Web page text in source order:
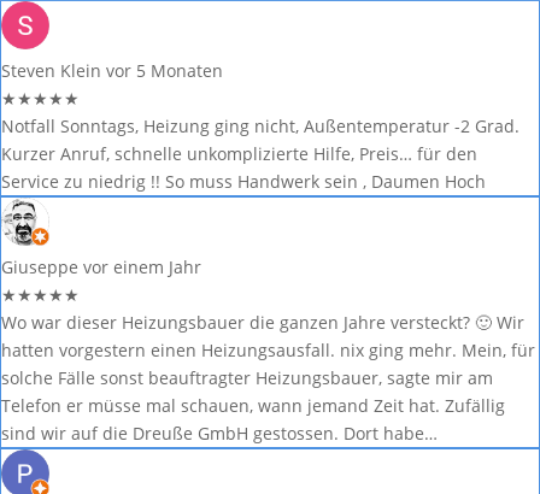
Steven Klein vor 5 Monaten
★★★★★
Notfall Sonntags, Heizung ging nicht, Außentemperatur -2 Grad.
Kurzer Anruf, schnelle unkomplizierte Hilfe, Preis… für den
Service zu niedrig !! So muss Handwerk sein , Daumen Hoch
Giuseppe vor einem Jahr
★★★★★
Wo war dieser Heizungsbauer die ganzen Jahre versteckt? 🙂 Wir
hatten vorgestern einen Heizungsausfall. nix ging mehr. Mein, für
solche Fälle sonst beauftragter Heizungsbauer, sagte mir am
Telefon er müsse mal schauen, wann jemand Zeit hat. Zufällig
sind wir auf die Dreuße GmbH gestossen. Dort habe…